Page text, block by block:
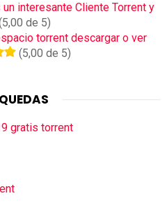
interesante Cliente Torrent y
de 5)
torrent descargar o ver
(5,00 de 5)
gratis torrent